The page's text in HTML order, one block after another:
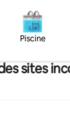
sur
la
rivière
bruit des
la
réveiller
C'est
Piscine
sites